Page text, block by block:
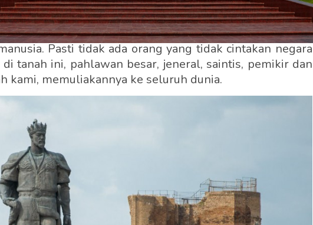
sejarahnya menjangkau lebih daripada satu milenium.
Pasti tidak ada orang yang tidak cintakan negara
tanah ini, pahlawan besar, jeneral, saintis, pemikir dan
kami, memuliakannya ke seluruh dunia.